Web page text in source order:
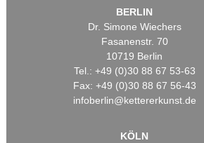
BERLIN
Dr. Simone Wiechers
Fasanenstr. 70
10719 Berlin
Tel.: +49 (0)30 88 67 53-63
Fax: +49 (0)30 88 67 56-43
infoberlin@kettererkunst.de
KÖLN